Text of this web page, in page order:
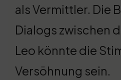
als Vermittler. Die
Dialogs zwischen
Leo könnte die
Versöhnung sein.